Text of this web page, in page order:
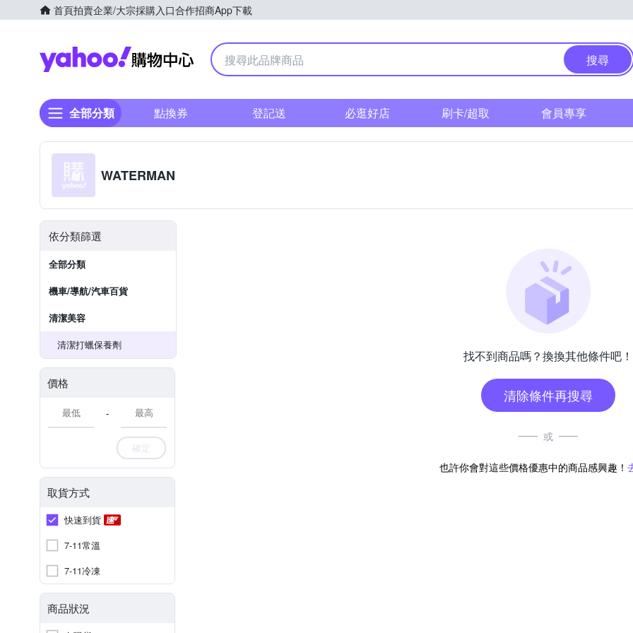
首頁拍賣企業/大宗採購入口合作招商App下載
Yahoo購物中心
搜尋
全部分類 點換券 登記送 必逛好店 刷卡/超取 會員專享
WATERMAN
依分類篩選
全部分類
機車/導航/汽車百貨
清潔美容
清潔打蠟保養劑
價格
-
確定
取貨方式
快速到貨
7-11常溫
7-11冷凍
商品狀況
找不到商品嗎？換換其他條件吧！
清除條件再搜尋
或
也許你會對這些價格優惠中的商品感興趣！